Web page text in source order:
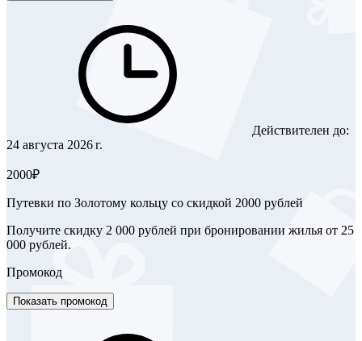
Действителен до:
24 августа 2026 г.
2000₽
Путевки по Золотому кольцу со скидкой 2000 рублей
Получите скидку 2 000 рублей при бронировании жилья от 25
000 рублей.
Промокод
Показать промокод